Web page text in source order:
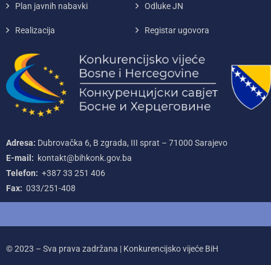
Plan javnih nabavki Odluke JN
Realizacija Registar ugovora
Adresa: Dubrovačka 6, B zgrada, III sprat – 71000‌ Sarajevo
E-mail: kontakt@bihkonk.gov.ba
Telefon: +387‌ 33‌ 251‌ 406
Fax: 033/251-408
© 2023 – Sva prava zadržana | Konkurencijsko vijeće BiH